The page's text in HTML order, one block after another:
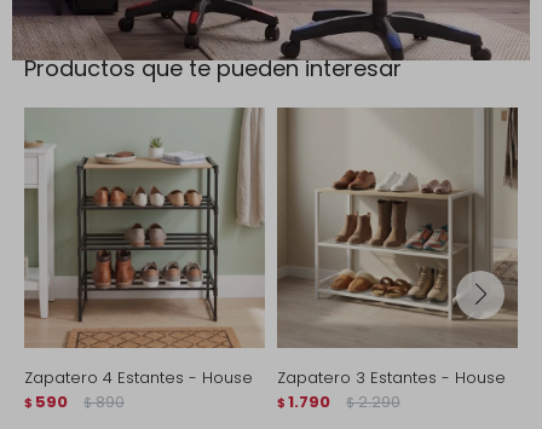
Productos que te pueden interesar
Zapatero 4 Estantes - House
$ 590 $ 890
Zapatero 3 Estantes - House
$ 1.790 $ 2.290